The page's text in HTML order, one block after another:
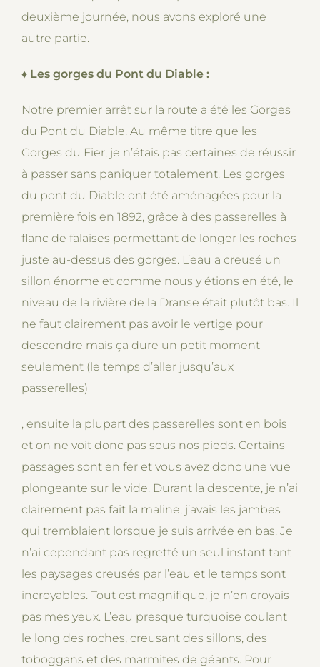
deuxième journée, nous avons exploré une
autre partie.
♦ Les gorges du Pont du Diable :
Notre premier arrêt sur la route a été les Gorges
du Pont du Diable. Au même titre que les
Gorges du Fier, je n’étais pas certaines de réussir
à passer sans paniquer totalement. Les gorges
du pont du Diable ont été aménagées pour la
première fois en 1892, grâce à des passerelles à
flanc de falaises permettant de longer les roches
juste au-dessus des gorges. L’eau a creusé un
sillon énorme et comme nous y étions en été, le
niveau de la rivière de la Dranse était plutôt bas. Il
ne faut clairement pas avoir le vertige pour
descendre mais ça dure un petit moment
seulement (le temps d’aller jusqu’aux
passerelles)
, ensuite la plupart des passerelles sont en bois
et on ne voit donc pas sous nos pieds. Certains
passages sont en fer et vous avez donc une vue
plongeante sur le vide. Durant la descente, je n’ai
clairement pas fait la maline, j’avais les jambes
qui tremblaient lorsque je suis arrivée en bas. Je
n’ai cependant pas regretté un seul instant tant
les paysages creusés par l’eau et le temps sont
incroyables. Tout est magnifique, je n’en croyais
pas mes yeux. L’eau presque turquoise coulant
le long des roches, creusant des sillons, des
toboggans et des marmites de géants. Pour